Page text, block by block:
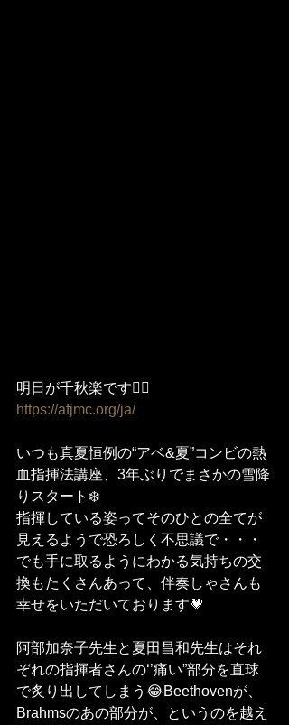
明日が千秋楽です🙆‍♀️
https://afjmc.org/ja/
いつも真夏恒例の“アベ&夏”コンビの熱
血指揮法講座、3年ぶりでまさかの雪降
りスタート❄️
指揮している姿ってそのひとの全てが
見えるようで恐ろしく不思議で・・・
でも手に取るようにわかる気持ちの交
換もたくさんあって、伴奏しゃさんも
幸せをいただいております💗
阿部加奈子先生と夏田昌和先生はそれ
ぞれの指揮者さんの‘’痛い”部分を直球
で炙り出してしまう😂Beethovenが、
Brahmsのあの部分が、というのを越え